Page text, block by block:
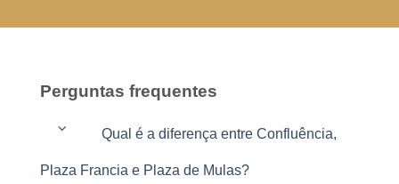
Perguntas frequentes
Qual é a diferença entre Confluência,
Plaza Francia e Plaza de Mulas?